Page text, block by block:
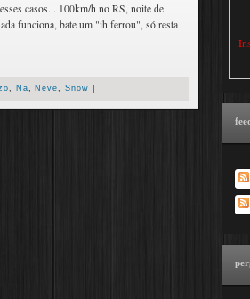
casos... 100km/h no RS, noite de
funciona, bate um "ih ferrou", só resta
, Na, Neve, Snow